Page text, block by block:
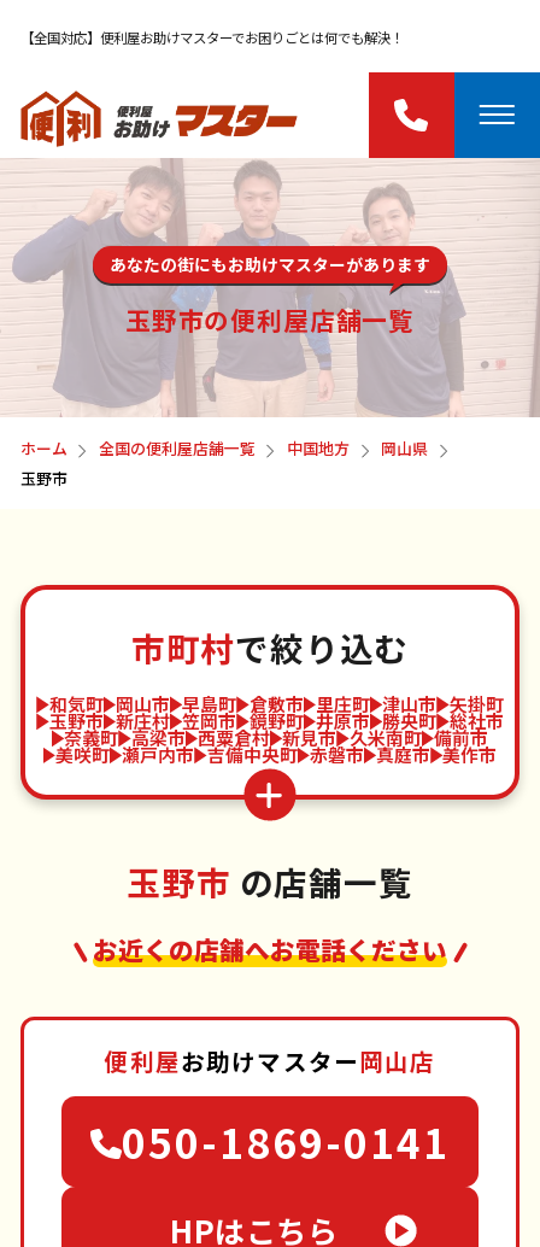
【全国対応】便利屋お助けマスターでお困りごとは何でも解決！
あなたの街にもお助けマスターがあります
玉野市の便利屋店舗一覧
ホーム 全国の便利屋店舗一覧 中国地方
岡山県
玉野市
市町村で絞り込む
和気町 岡山市 早島町 倉敷市 里庄町 津山市 矢掛町
玉野市 新庄村 笠岡市 鏡野町 井原市 勝央町 総社市
奈義町 高梁市 西粟倉村 新見市 久米南町 備前市
美咲町 瀬戸内市 吉備中央町 赤磐市 真庭市 美作市
玉野市 の店舗一覧
お近くの店舗へお電話ください
便利屋お助けマスター岡山店
050-1869-0141
HPはこちら